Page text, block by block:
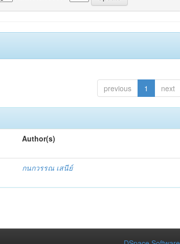
previous 1 next
Author(s)
กนกวรรณ เสนีย์